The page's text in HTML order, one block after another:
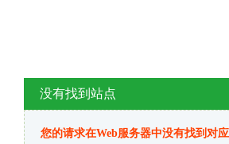
没有找到站点
您的请求在Web服务器中没有找到对